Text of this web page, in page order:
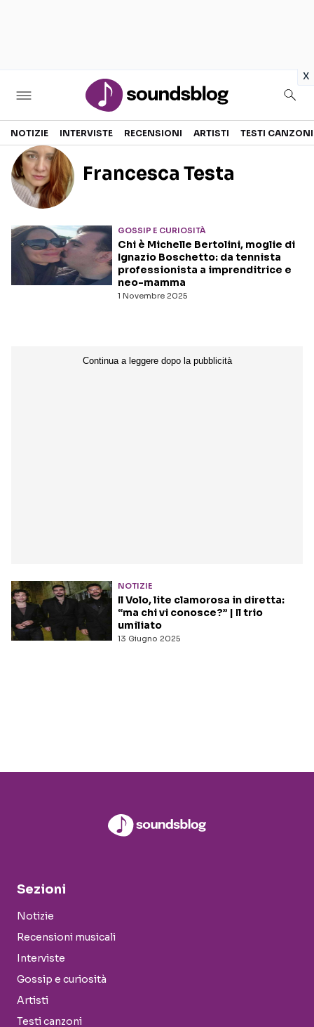
x
Sezioni
NOTIZIE
RECENSIONI MUSICALI
GOSSIP E CURIOSITÀ
ARTISTI
TALENT SHOW
NOTIZIE INTERVISTE RECENSIONI ARTISTI TESTI CANZONI
Francesca Testa
GOSSIP E CURIOSITÀ
1 Novembre 2025
Chi è Michelle Bertolini, moglie di
Ignazio Boschetto: da tennista
professionista a imprenditrice e
neo-mamma
NOTIZIE
13 Giugno 2025
Il Volo, lite clamorosa in diretta:
“ma chi vi conosce?” | Il trio
umiliato
Sezioni
Notizie
Recensioni musicali
Interviste
Gossip e curiosità
Artisti
Testi canzoni